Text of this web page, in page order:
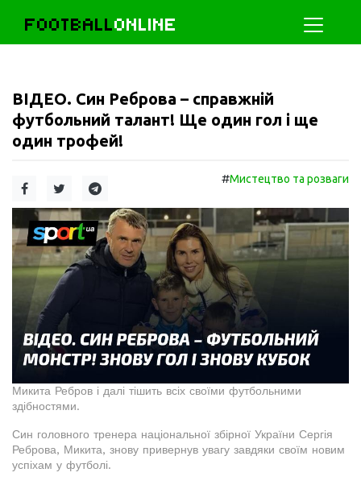
FOOTBALLONLINE
ВІДЕО. Син Реброва – справжній
футбольний талант! Ще один гол і ще
один трофей!
#Мистецтво та розваги
Микита Ребров і далі тішить всіх своїми футбольними
здібностями.
Син головного тренера національної збірної України Сергія
Реброва, Микита, знову привернув увагу завдяки своїм новим
успіхам у футболі.